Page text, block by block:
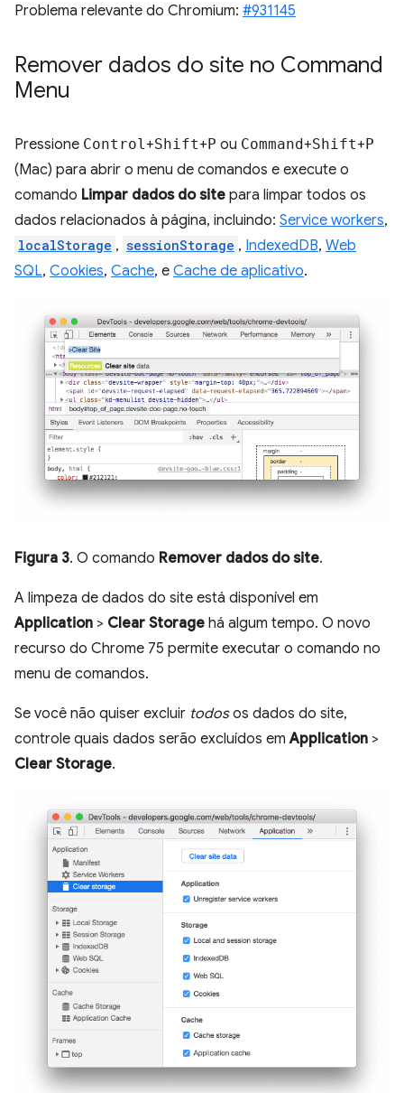
Problema relevante do Chromium: #931145
Remover dados do site no Command
Menu
Pressione Control +Shift+P ou Command+Shift+P
(Mac) para abrir o menu de comandos e execute o
comando Limpar dados do site para limpar todos os
dados relacionados à página, incluindo: Service workers,
localStorage , sessionStorage , IndexedDB, Web
SQL, Cookies, Cache, e Cache de aplicativo.
Figura 3. O comando Remover dados do site.
A limpeza de dados do site está disponível em
Application > Clear Storage há algum tempo. O novo
recurso do Chrome 75 permite executar o comando no
menu de comandos.
Se você não quiser excluir todosos dados do site,
controle quais dados serão excluídos emApplication >
Clear Storage.